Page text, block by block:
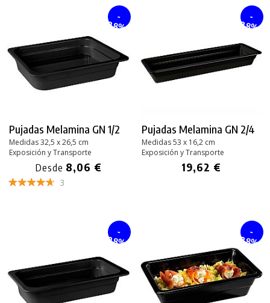
-
28%
Pujadas Melamina GN 1/2
Medidas 32,5 x 26,5 cm
Exposición y Transporte
Desde 8,06 €
3
-
28%
Pujadas Melamina GN 2/4
Medidas 53 x 16,2 cm
Exposición y Transporte
19,62 €
-
28%
-
28%